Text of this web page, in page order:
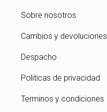
Sobre nosotros
Cambios y devoluciones
Despacho
Politicas de privacidad
Terminos y condiciones